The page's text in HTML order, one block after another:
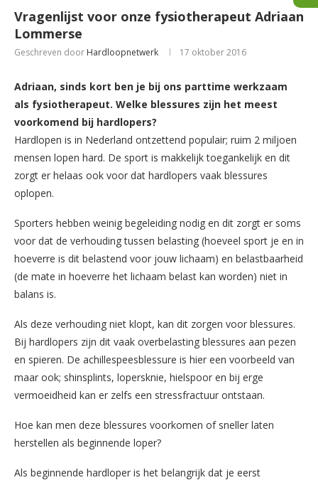
Vragenlijst voor onze fysiotherapeut Adriaan
Lommerse
Geschreven door Hardloopnetwerk 17 oktober 2016
Adriaan, sinds kort ben je bij ons parttime werkzaam
als fysiotherapeut. Welke blessures zijn het meest
voorkomend bij hardlopers?
Hardlopen is in Nederland ontzettend populair; ruim 2 miljoen
mensen lopen hard. De sport is makkelijk toegankelijk en dit
zorgt er helaas ook voor dat hardlopers vaak blessures
oplopen.
Sporters hebben weinig begeleiding nodig en dit zorgt er soms
voor dat de verhouding tussen belasting (hoeveel sport je en in
hoeverre is dit belastend voor jouw lichaam) en belastbaarheid
(de mate in hoeverre het lichaam belast kan worden) niet in
balans is.
Als deze verhouding niet klopt, kan dit zorgen voor blessures.
Bij hardlopers zijn dit vaak overbelasting blessures aan pezen
en spieren. De achillespeesblessure is hier een voorbeeld van
maar ook; shinsplints, lopersknie, hielspoor en bij erge
vermoeidheid kan er zelfs een stressfractuur ontstaan.
Hoe kan men deze blessures voorkomen of sneller laten
herstellen als beginnende loper?
Als beginnende hardloper is het belangrijk dat je eerst